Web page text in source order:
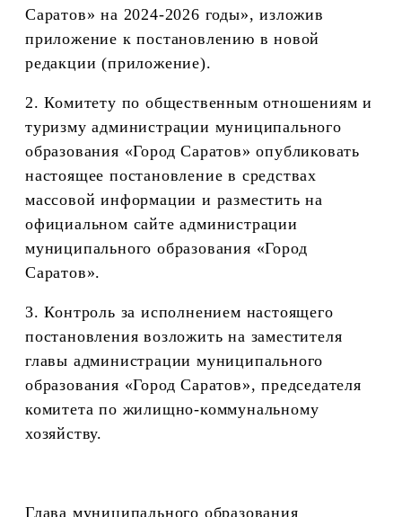
Саратов» на 2024-2026 годы», изложив
приложение к постановлению в новой
редакции (приложение).
2. Комитету по общественным отношениям и
туризму администрации муниципального
образования «Город Саратов» опубликовать
настоящее постановление в средствах
массовой информации и разместить на
официальном сайте администрации
муниципального образования «Город
Саратов».
3. Контроль за исполнением настоящего
постановления возложить на заместителя
главы администрации муниципального
образования «Город Саратов», председателя
комитета по жилищно-коммунальному
хозяйству.
Глава муниципального образования